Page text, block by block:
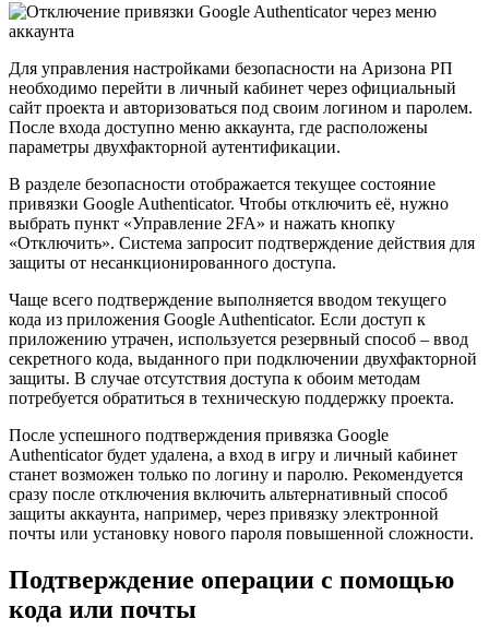
Для управления настройками безопасности на Аризона РП
необходимо перейти в личный кабинет через официальный
сайт проекта и авторизоваться под своим логином и паролем.
После входа доступно меню аккаунта, где расположены
параметры двухфакторной аутентификации.
В разделе безопасности отображается текущее состояние
привязки Google Authenticator. Чтобы отключить её, нужно
выбрать пункт «Управление 2FA» и нажать кнопку
«Отключить». Система запросит подтверждение действия для
защиты от несанкционированного доступа.
Чаще всего подтверждение выполняется вводом текущего
кода из приложения Google Authenticator. Если доступ к
приложению утрачен, используется резервный способ – ввод
секретного кода, выданного при подключении двухфакторной
защиты. В случае отсутствия доступа к обоим методам
потребуется обратиться в техническую поддержку проекта.
После успешного подтверждения привязка Google
Authenticator будет удалена, а вход в игру и личный кабинет
станет возможен только по логину и паролю. Рекомендуется
сразу после отключения включить альтернативный способ
защиты аккаунта, например, через привязку электронной
почты или установку нового пароля повышенной сложности.
Подтверждение операции с помощью
кода или почты